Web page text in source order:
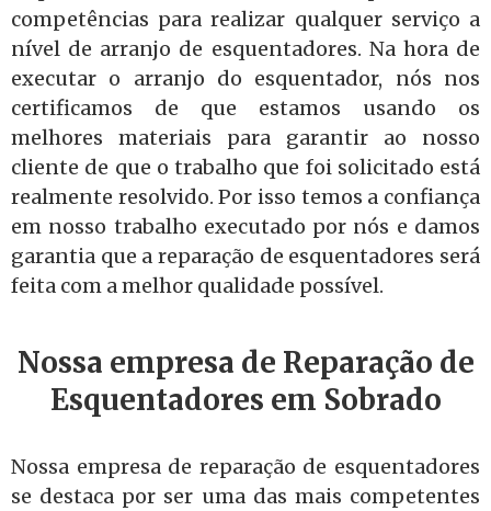
competências para realizar qualquer serviço a
nível de arranjo de esquentadores. Na hora de
executar o arranjo do esquentador, nós nos
certificamos de que estamos usando os
melhores materiais para garantir ao nosso
cliente de que o trabalho que foi solicitado está
realmente resolvido. Por isso temos a confiança
em nosso trabalho executado por nós e damos
garantia que a reparação de esquentadores será
feita com a melhor qualidade possível.
Nossa empresa de Reparação de
Esquentadores em Sobrado
Nossa empresa de reparação de esquentadores
se destaca por ser uma das mais competentes